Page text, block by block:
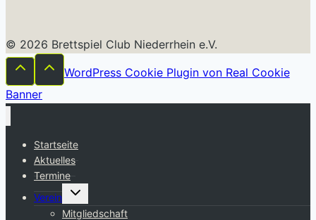
© 2026 Brettspiel Club Niederrhein e.V.
WordPress Cookie Plugin von Real Cookie
Banner
Startseite
Aktuelles
Termine
Verein
Untermenü
Mitgliedschaft